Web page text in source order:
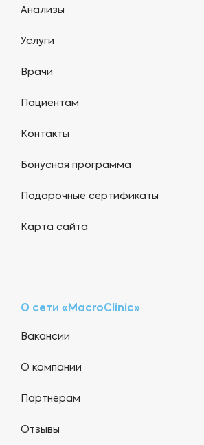
Анализы
Услуги
Врачи
Пациентам
Контакты
Бонусная программа
Подарочные сертификаты
Карта сайта
О сети «MacroClinic»
Вакансии
О компании
Партнерам
Отзывы